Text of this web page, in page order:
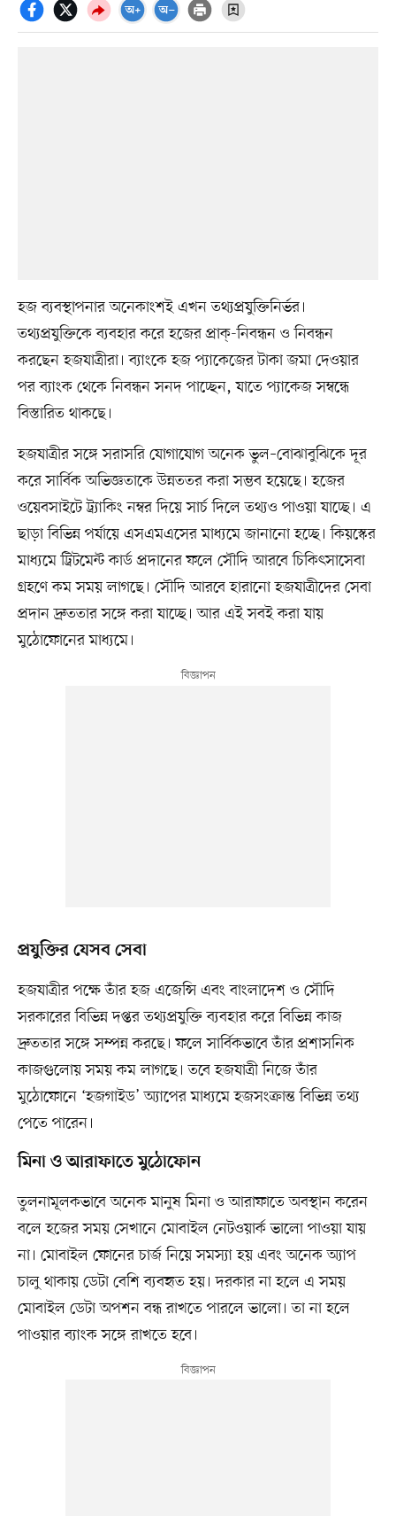
হজ ব্যবস্থাপনার অনেকাংশই এখন তথ্যপ্রযুক্তিনির্ভর।
তথ্যপ্রযুক্তিকে ব্যবহার করে হজের প্রাক্‌-নিবন্ধন ও নিবন্ধন
করছেন হজযাত্রীরা। ব্যাংকে হজ প্যাকেজের টাকা জমা দেওয়ার
পর ব্যাংক থেকে নিবন্ধন সনদ পাচ্ছেন, যাতে প্যাকেজ সম্বন্ধে
বিস্তারিত থাকছে।
হজযাত্রীর সঙ্গে সরাসরি যোগাযোগ অনেক ভুল–বোঝাবুঝিকে দূর
করে সার্বিক অভিজ্ঞতাকে উন্নততর করা সম্ভব হয়েছে। হজের
ওয়েবসাইটে ট্র্যাকিং নম্বর দিয়ে সার্চ দিলে তথ্যও পাওয়া যাচ্ছে। এ
ছাড়া বিভিন্ন পর্যায়ে এসএমএসের মাধ্যমে জানানো হচ্ছে। কিয়স্কের
মাধ্যমে ট্রিটমেন্ট কার্ড প্রদানের ফলে সৌদি আরবে চিকিৎসাসেবা
গ্রহণে কম সময় লাগছে। সৌদি আরবে হারানো হজযাত্রীদের সেবা
প্রদান দ্রুততার সঙ্গে করা যাচ্ছে। আর এই সবই করা যায়
মুঠোফোনের মাধ্যমে।
প্রযুক্তির যেসব সেবা
হজযাত্রীর পক্ষে তাঁর হজ এজেন্সি এবং বাংলাদেশ ও সৌদি
সরকারের বিভিন্ন দপ্তর তথ্যপ্রযুক্তি ব্যবহার করে বিভিন্ন কাজ
দ্রুততার সঙ্গে সম্পন্ন করছে। ফলে সার্বিকভাবে তাঁর প্রশাসনিক
কাজগুলোয় সময় কম লাগছে। তবে হজযাত্রী নিজে তাঁর
মুঠোফোনে ‘হজগাইড’ অ্যাপের মাধ্যমে হজসংক্রান্ত বিভিন্ন তথ্য
পেতে পারেন।
মিনা ও আরাফাতে মুঠোফোন
তুলনামূলকভাবে অনেক মানুষ মিনা ও আরাফাতে অবস্থান করেন
বলে হজের সময় সেখানে মোবাইল নেটওয়ার্ক ভালো পাওয়া যায়
না। মোবাইল ফোনের চার্জ নিয়ে সমস্যা হয় এবং অনেক অ্যাপ
চালু থাকায় ডেটা বেশি ব্যবহৃত হয়। দরকার না হলে এ সময়
মোবাইল ডেটা অপশন বন্ধ রাখতে পারলে ভালো। তা না হলে
পাওয়ার ব্যাংক সঙ্গে রাখতে হবে।